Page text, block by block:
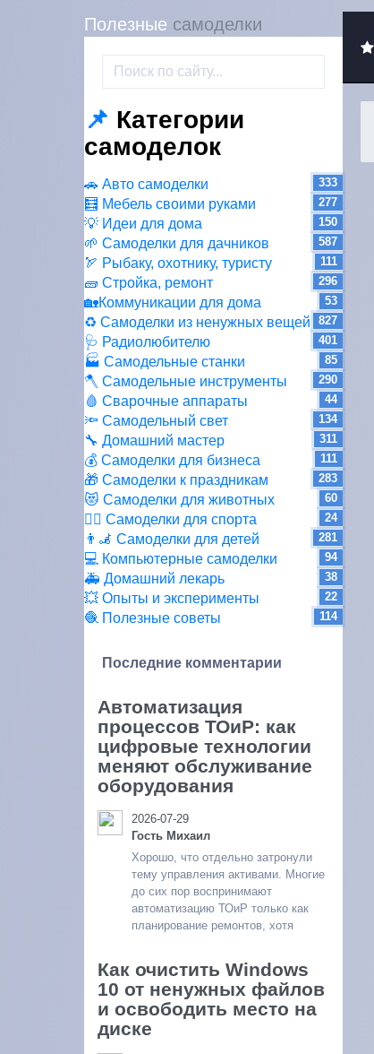
Полезные самоделки
📌 Категории
самоделок
🚗 Авто самоделки 333
🧮 Мебель своими руками 277
💡 Идеи для дома 150
🌱 Самоделки для дачников 587
🏹 Рыбаку, охотнику, туристу 111
🧱 Стройка, ремонт 296
🏡Коммуникации для дома 53
♻ Самоделки из ненужных вещей 827
🩺 Радиолюбителю 401
🏭 Самодельные станки 85
🪓 Самодельные инструменты 290
🩸 Сварочные аппараты 44
🔦 Самодельный свет 134
🔧 Домашний мастер 311
💰 Самоделки для бизнеса 111
🎁 Самоделки к праздникам 283
😻 Самоделки для животных 60
🏋️‍♀️ Самоделки для спорта 24
👨‍🦼 Самоделки для детей 281
💻 Компьютерные самоделки 94
🚑 Домашний лекарь 38
💥 Опыты и эксперименты 22
🧶 Полезные советы 114
Последние комментарии
Автоматизация
процессов ТОиР: как
цифровые технологии
меняют обслуживание
оборудования
2026-07-29
Гость Михаил
Хорошо, что отдельно затронули
тему управления активами. Многие
до сих пор воспринимают
автоматизацию ТОиР только как
планирование ремонтов, хотя
Как очистить Windows
10 от ненужных файлов
и освободить место на
диске